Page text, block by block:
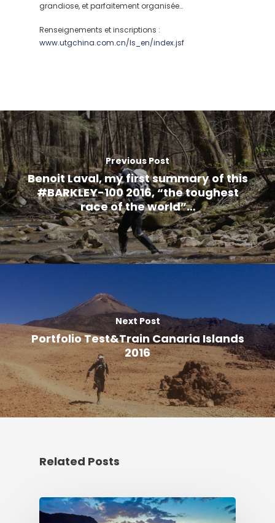
grandiose, et parfaitement organisée…
Renseignements et inscriptions :
www.utgchina.com.cn/ls_en/index.jsf
Previous Post
Benoit Laval, my first summary of this
#BARKLEY-100 2016, “the toughest
race of the world”…
Next Post
Portfolio Test&Train Canaria Islands
2016
Related Posts